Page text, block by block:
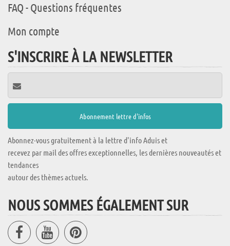
FAQ - Questions fréquentes
Mon compte
S'INSCRIRE À LA NEWSLETTER
Abonnez-vous gratuitement à la lettre d'info Aduis et
recevez par mail des offres exceptionnelles, les dernières nouveautés et
tendances
autour des thèmes actuels.
NOUS SOMMES ÉGALEMENT SUR